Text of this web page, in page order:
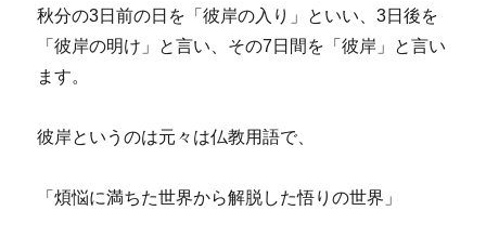
秋分の3日前の日を「彼岸の入り」といい、3日後を
「彼岸の明け」と言い、その7日間を「彼岸」と言い
ます。
彼岸というのは元々は仏教用語で、
「煩悩に満ちた世界から解脱した悟りの世界」